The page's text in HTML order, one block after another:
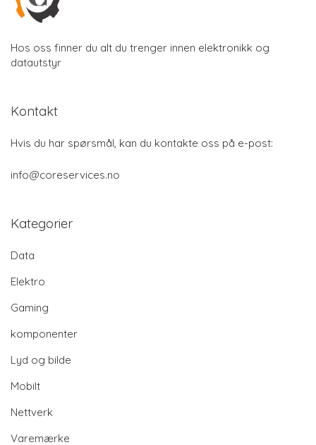
Hos oss finner du alt du trenger innen elektronikk og
datautstyr
Kontakt
Hvis du har spørsmål, kan du kontakte oss på e-post:
info@coreservices.no
Kategorier
Data
Elektro
Gaming
komponenter
Lyd og bilde
Mobilt
Nettverk
Varemærke